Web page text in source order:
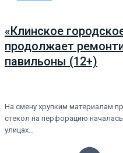
«Клинское
продолжает
павильоны (12+)
На смену хрупким материалам
стекол на перфорацию
улицах…